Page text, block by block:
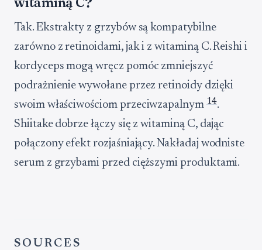
Tak. Ekstrakty z grzybów są kompatybilne
zarówno z retinoidami, jak i z witaminą C. Reishi i
kordyceps mogą wręcz pomóc zmniejszyć
podrażnienie wywołane przez retinoidy dzięki
swoim właściwościom przeciwzapalnym 14.
Shiitake dobrze łączy się z witaminą C, dając
połączony efekt rozjaśniający. Nakładaj wodniste
serum z grzybami przed cięższymi produktami.
SOURCES